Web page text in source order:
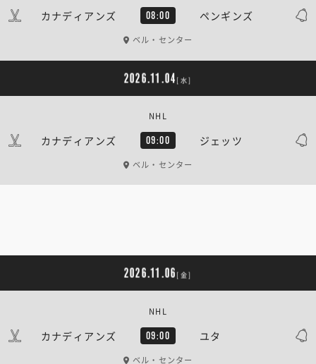
カナディアンズ 08:00 ペンギンズ
ベル・センター
2026.11.04 [水]
カナディアンズ 09:00 ジェッツ
NHL
ベル・センター
2026.11.06 [金]
カナディアンズ 09:00 ユタ
NHL
ベル・センター